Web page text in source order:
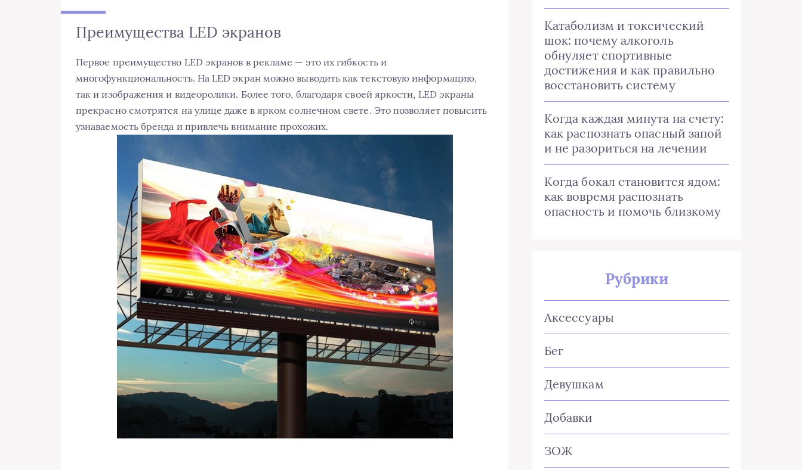
Преимущества LED экранов
Первое преимущество LED экранов в рекламе — это их гибкость и
многофункциональность. На LED экран можно выводить как текстовую информацию,
так и изображения и видеоролики. Более того, благодаря своей яркости, LED экраны
прекрасно смотрятся на улице даже в ярком солнечном свете. Это позволяет повысить
узнаваемость бренда и привлечь внимание прохожих.
Катаболизм и токсический
шок: почему алкоголь
обнуляет спортивные
достижения и как правильно
восстановить систему
Когда каждая минута на счету:
как распознать опасный запой
и не разориться на лечении
Когда бокал становится ядом:
как вовремя распознать
опасность и помочь близкому
Рубрики
Аксессуары
Бег
Девушкам
Добавки
ЗОЖ